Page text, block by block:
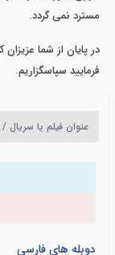
مسترد نمی گردد.
در پایان از شما
فرمایید سپاسگزاریم.
دوبله های فارسی